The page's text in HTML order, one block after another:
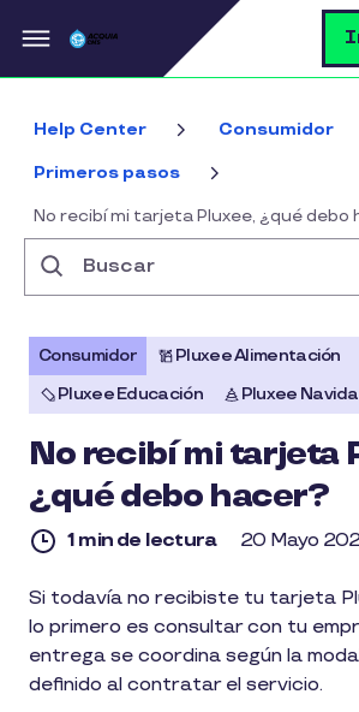
Pasar al contenido principal
Help Center Consumidor
Primeros pasos
No recibí mi tarjeta Pluxee, ¿qué debo
Consumidor Pluxee Alimentación
Pluxee Educación
Pluxee
No recibí mi tarjeta
¿qué debo hacer?
1 min de lectura 20 Mayo
1
de
lectura
Si todavía no recibiste tu tarjeta
lo primero es consultar con tu
entrega se coordina según la
definido al contratar el servicio.